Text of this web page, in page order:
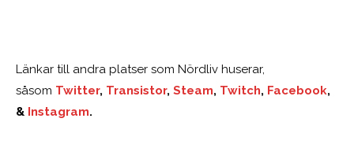
Länkar till andra platser som Nördliv huserar,
såsom Twitter, Transistor, Steam, Twitch, Facebook,
& Instagram.